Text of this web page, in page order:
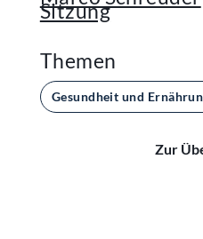
Sitzung
Themen
Gesundheit und
Zur